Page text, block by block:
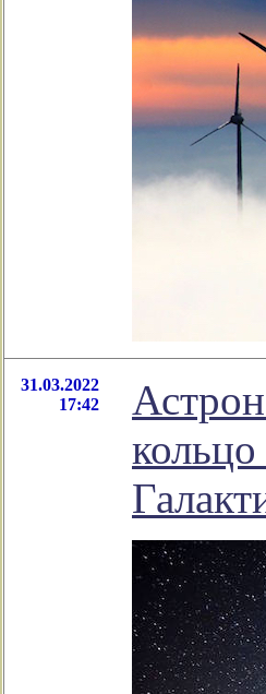
31.03.2022
17:42